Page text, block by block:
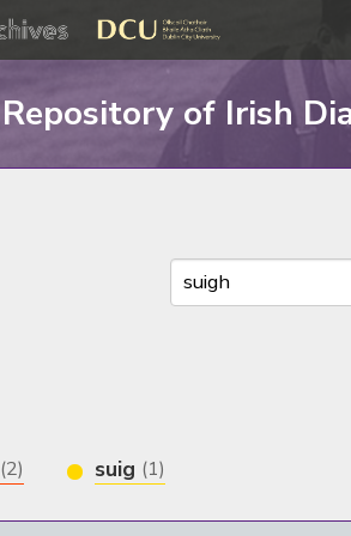
Repository of Irish
(2) suig (1)